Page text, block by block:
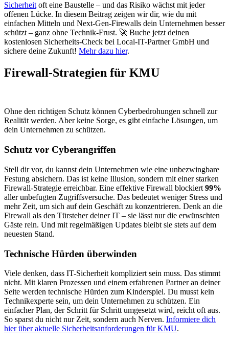
Sicherheit oft eine Baustelle – und das Risiko wächst mit jeder
offenen Lücke. In diesem Beitrag zeigen wir dir, wie du mit
einfachen Mitteln und Next-Gen-Firewalls dein Unternehmen besser
schützt – ganz ohne Technik-Frust. 🚀 Buche jetzt deinen
kostenlosen Sicherheits-Check bei Local-IT-Partner GmbH und
sichere deine Zukunft! Mehr dazu hier.
Firewall-Strategien für KMU
Ohne den richtigen Schutz können Cyberbedrohungen schnell zur
Realität werden. Aber keine Sorge, es gibt einfache Lösungen, um
dein Unternehmen zu schützen.
Schutz vor Cyberangriffen
Stell dir vor, du kannst dein Unternehmen wie eine unbezwingbare
Festung absichern. Das ist keine Illusion, sondern mit einer starken
Firewall-Strategie erreichbar. Eine effektive Firewall blockiert 99%
aller unbefugten Zugriffsversuche. Das bedeutet weniger Stress und
mehr Zeit, um sich auf dein Geschäft zu konzentrieren. Denk an die
Firewall als den Türsteher deiner IT – sie lässt nur die erwünschten
Gäste rein. Und mit regelmäßigen Updates bleibt sie stets auf dem
neuesten Stand.
Technische Hürden überwinden
Viele denken, dass IT-Sicherheit kompliziert sein muss. Das stimmt
nicht. Mit klaren Prozessen und einem erfahrenen Partner an deiner
Seite werden technische Hürden zum Kinderspiel. Du musst kein
Technikexperte sein, um dein Unternehmen zu schützen. Ein
einfacher Plan, der Schritt für Schritt umgesetzt wird, reicht oft aus.
So sparst du nicht nur Zeit, sondern auch Nerven. Informiere dich
hier über aktuelle Sicherheitsanforderungen für KMU.